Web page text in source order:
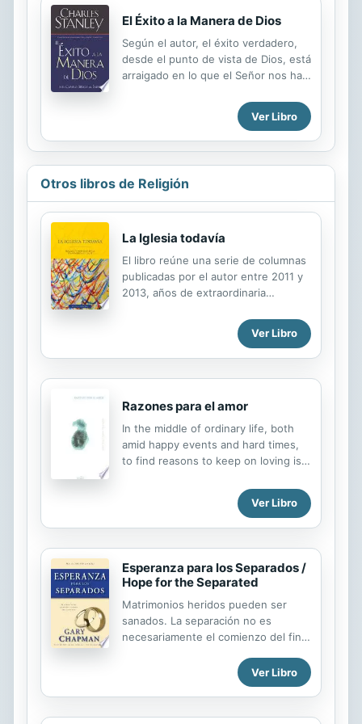
El Éxito a la Manera de Dios
Según el autor, el éxito verdadero,
desde el punto de vista de Dios, está
arraigado en lo que el Señor nos ha
establece para nuestra vida.
Mientras que el mundo tiende a
definir el éxito en términos de fama y
fortuna, el autor cree que Dios
relación, carácter y obediencia. En
esta obra, que revela cómo el Señor
éxito, nos hace reflexionar sobre
asuntos decisivos como: los
conflictos aparentes entre el éxito y
la vida devota; la clave más poderosa
para triunfar en la vida; la...
Ver Libro
Otros libros de Religión
La Iglesia todavía
El libro reúne una serie de columnas
publicadas por el autor entre 2011 y
2013, años de extraordinaria
en Chile. Al momento de ser
publicado, el país experimenta una
enorme agitación en torno al tema
tiene un rol muy importante en este
campo, se ve obligada a revisar su
contribución. Estos años, además,
ella ha sido sacudida por el
descubrimiento de abusos sexuales
del clero. Los mismos católicos están
estremecidos por varios casos
escandalosos. Estos, el predominio
Ver Libro
Razones para el amor
In the middle of ordinary life, both
amid happy events and hard times,
to find reasons to keep on loving is
sixty-five chapters, J. L. Martin
Descalzo helps us find the truth of it.
Ver Libro
Esperanza para los Separados /
Hope for the Separated
Matrimonios heridos pueden ser
sanados. La separación no es
necesariamente el comienzo del fin
matrimonios Gary Chapman cree que
el ideal bíblico para una pareja
separada es la reconciliación y
muestra cómo dar los pasos para
Ver Libro